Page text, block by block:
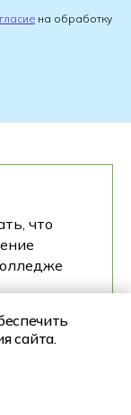
на обработку
что
сайта.